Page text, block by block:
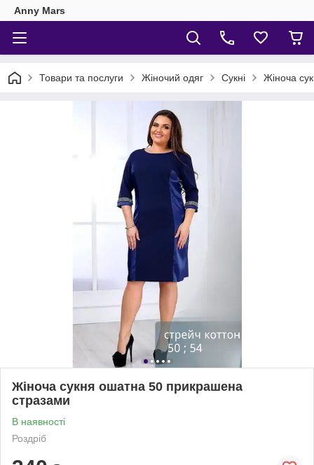
Anny Mars
Товари та послуги Жіночий одяг Сукні Жіноча
Жіноча сукня ошатна 50 прикрашена
стразами
В наявності
Роздріб